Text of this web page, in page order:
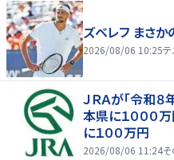
ズベレフ まさ
2026/08/06 10:25テ
ＪＲＡが「令和
本県に１０００
に１００万円
2026/08/06 11:24